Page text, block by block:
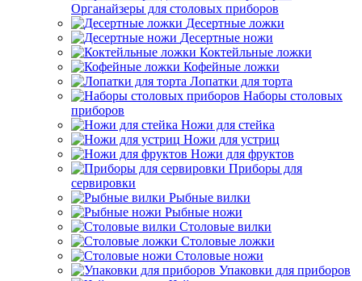
Органайзеры для столовых приборов
Десертные ложки
Десертные ножи
Коктейльные ложки
Кофейные ложки
Лопатки для торта
Наборы столовых
приборов
Ножи для стейка
Ножи для устриц
Ножи для фруктов
Приборы для
сервировки
Рыбные вилки
Рыбные ножи
Столовые вилки
Столовые ложки
Столовые ножи
Упаковки для приборов